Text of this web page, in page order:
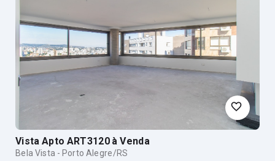
Vista Apto ART3120 à Venda
Bela Vista - Porto Alegre/RS